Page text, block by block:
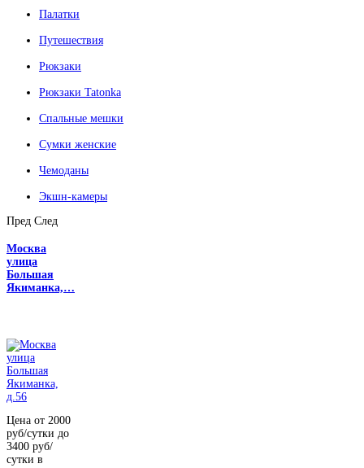
Палатки
Путешествия
Рюкзаки
Рюкзаки Tatonka
Спальные мешки
Сумки женские
Чемоданы
Экшн-камеры
Пред След
Москва
улица
Большая
Якиманка,…
Цена от 2000
руб/сутки до
3400 руб/
сутки в